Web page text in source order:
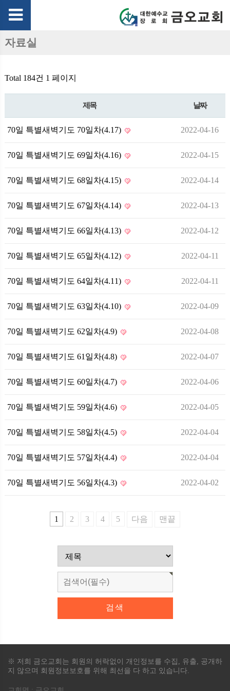
자료실
Total 184건 1 페이지
제목 날짜
70일 특별새벽기도 70일차(4.17) 2022-04-16
70일 특별새벽기도 69일차(4.16) 2022-04-15
70일 특별새벽기도 68일차(4.15) 2022-04-14
70일 특별새벽기도 67일차(4.14) 2022-04-13
70일 특별새벽기도 66일차(4.13) 2022-04-12
70일 특별새벽기도 65일차(4.12) 2022-04-11
70일 특별새벽기도 64일차(4.11) 2022-04-11
70일 특별새벽기도 63일차(4.10) 2022-04-09
70일 특별새벽기도 62일차(4.9) 2022-04-08
70일 특별새벽기도 61일차(4.8) 2022-04-07
70일 특별새벽기도 60일차(4.7) 2022-04-06
70일 특별새벽기도 59일차(4.6) 2022-04-05
70일 특별새벽기도 58일차(4.5) 2022-04-04
70일 특별새벽기도 57일차(4.4) 2022-04-04
70일 특별새벽기도 56일차(4.3) 2022-04-02
1 2 3 4 5 다음 맨끝
※ 저희 금오교회는 회원의 허락없이 개인정보를 수집, 유출, 공개하
지 않으며 회원정보보호를 위해 최선을 다 하고 있습니다.